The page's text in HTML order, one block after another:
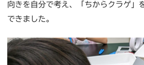
向きを自分で考え、「ちからクラゲ」
できました。